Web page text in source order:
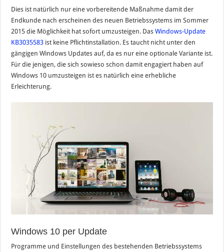
Dies ist natürlich nur eine vorbereitende Maßnahme damit der
Endkunde nach erscheinen des neuen Betriebssystems im Sommer
2015 die Möglichkeit hat sofort umzusteigen. DasWindows-Update
KB3035583 ist keine Pflichtinstallation. Es taucht nicht unter den
gängigen Windows Updates auf, da es nur eine optionale Variante ist.
Für die jenigen, die sich sowieso schon damit engagiert haben auf
Windows 10 umzusteigen ist es natürlich eine erhebliche
Erleichterung.
Windows 10 per Update
Programme und Einstellungen des bestehenden Betriebssystems